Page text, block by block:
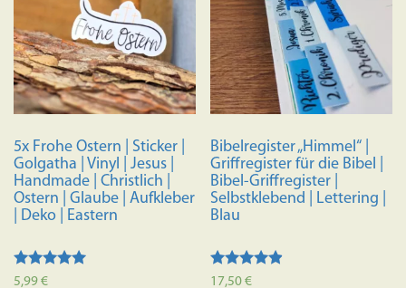
5x Frohe Ostern | Sticker |
Golgatha | Vinyl | Jesus |
Handmade | Christlich |
Ostern | Glaube | Aufkleber
| Deko | Eastern
Bewertet mit
5,99€
Bibelregister „Himmel“ |
Griffregister für die Bibel |
Bibel-Griffregister |
Selbstklebend | Lettering |
Blau
Bewertet
17,50€